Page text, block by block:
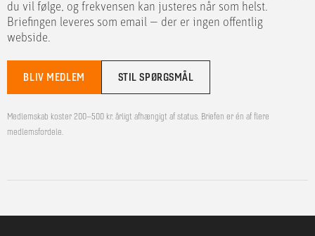
du vil følge, og frekvensen kan justeres når som helst.
Briefingen leveres som email — der er ingen offentlig
webside.
BLIV MEDLEM STIL SPØRGSMÅL
Medlemskab koster 200–500 kr. årligt afhængigt af status. Briefen er én af flere
medlemsfordele.